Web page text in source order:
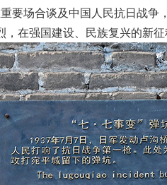
场合谈及中国人民抗日战争
在强国建设、民族复兴的新征